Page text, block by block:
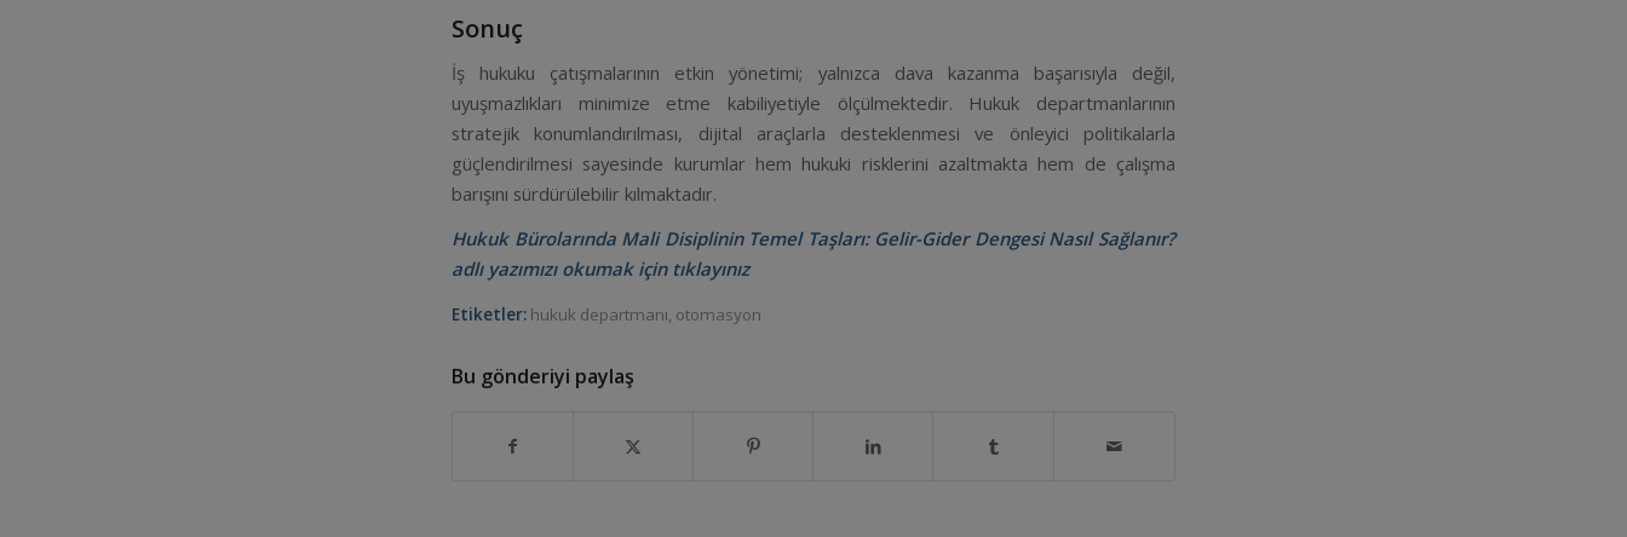
Sonuç
İş hukuku çatışmalarının etkin yönetimi; yalnızca dava kazanma başarısıyla değil,
uyuşmazlıkları minimize etme kabiliyetiyle ölçülmektedir. Hukuk departmanlarının
stratejik konumlandırılması, dijital araçlarla desteklenmesi ve önleyici politikalarla
güçlendirilmesi sayesinde kurumlar hem hukuki risklerini azaltmakta hem de çalışma
barışını sürdürülebilir kılmaktadır.
Hukuk Bürolarında Mali Disiplinin Temel Taşları: Gelir-Gider DengesiNasıl Sağlanır?
adlı yazımızı okumak için tıklayınız
Etiketler: hukuk departmanı, otomasyon
Bu gönderiyi paylaş